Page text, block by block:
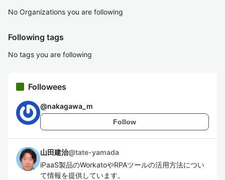
No Organizations you are following
Following tags
No tags you are following
Followees
@nakagawa_m
Follow
山田建治@tate-yamada
iPaaS製品のWorkatoやRPAツールの活用方法につい
て情報を提供しています。